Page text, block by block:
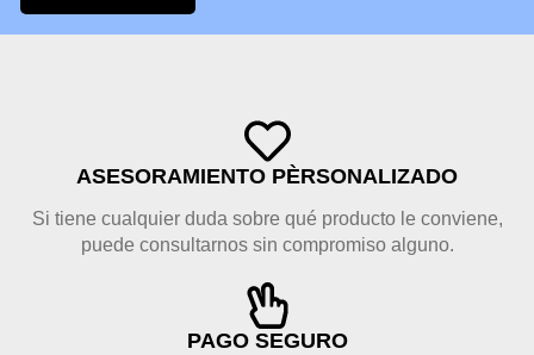
ASESORAMIENTO PÈRSONALIZADO
Si tiene cualquier duda sobre qué producto le conviene,
puede consultarnos sin compromiso alguno.
PAGO SEGURO